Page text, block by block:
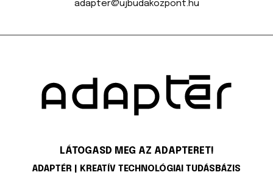
adapter@ujbudakozpont.hu
LÁTOGASD MEG AZ ADAPTERET!
ADAPTÉR | KREATÍV TECHNOLÓGIAI TUDÁSBÁZIS